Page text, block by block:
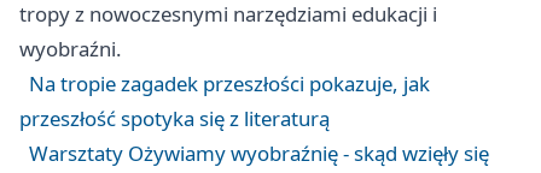
tropy z nowoczesnymi narzędziami edukacji i
wyobraźni.
Na tropie zagadek przeszłości pokazuje, jak
przeszłość spotyka się z literaturą
Warsztaty Ożywiamy wyobraźnię - skąd wzięły się